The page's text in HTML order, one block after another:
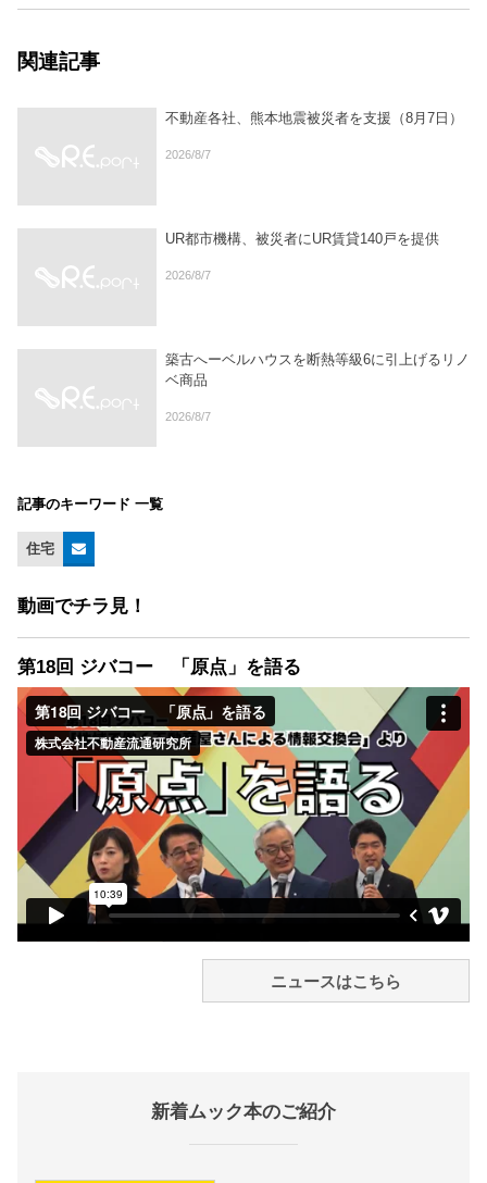
関連記事
不動産各社、熊本地震被災者を支援（8月7日）
2026/8/7
UR都市機構、被災者にUR賃貸140戸を提供
2026/8/7
築古へーベルハウスを断熱等級6に引上げるリノ
ベ商品
2026/8/7
記事のキーワード 一覧
住宅
動画でチラ見！
第18回 ジバコー 「原点」を語る
ニュースはこちら
新着ムック本のご紹介